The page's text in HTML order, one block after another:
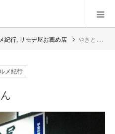
紀行, リモデ屋お薦め店 やきとり どんちゃん
メ紀行